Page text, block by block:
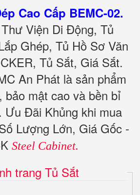
Cao Cấp BEMC-02.
Viện Di Động, Tủ
Ghép, Tủ Hồ Sơ Văn
Tủ Sắt, Giá Sắt.
An Phát là sản phẩm
bảo mật cao và bền bỉ
Ưu Đãi Khủng khi mua
Lượng Lớn, Giá Gốc -
Steel Cabinet.
trang Tủ Sắt